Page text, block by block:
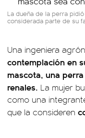
La dueña de la perra
considerada parte de su
Una ingeniera
contemplación en
mascota, una
renales. La mujer
como una
que la consideren